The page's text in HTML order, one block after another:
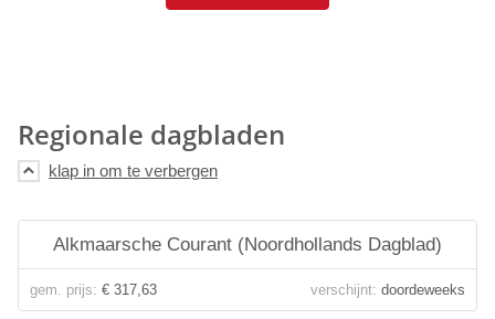
Regionale dagbladen
Alkmaarsche Courant (Noordhollands Dagblad)
gem. prijs: € 317,63 verschijnt: doordeweeks